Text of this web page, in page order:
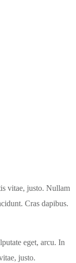
vitae, justo. Nullam
Cras dapibus.
eget, arcu. In
justo.